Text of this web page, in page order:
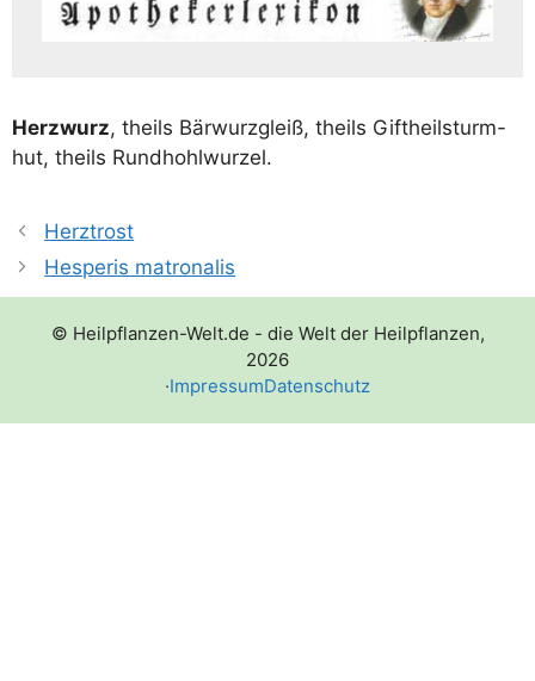
Herz­wurz, theils Bär­wurz­gleiß, theils Gift­heil­sturm-
hut, theils Rundhohlwurzel.
Herztrost
Hesperis matronalis
© Heilpflanzen-Welt.de - die Welt der Heilpflanzen,
2026
·ImpressumDatenschutz